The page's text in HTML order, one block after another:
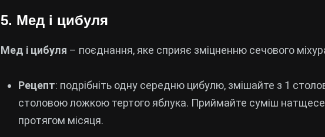
5. Мед і цибуля
Мед і цибуля – поєднання, яке сприяє зміцненню сечового
Рецепт: подрібніть одну середню цибулю, змішайте з 1
столовою ложкою тертого яблука. Приймайте суміш
протягом місяця.